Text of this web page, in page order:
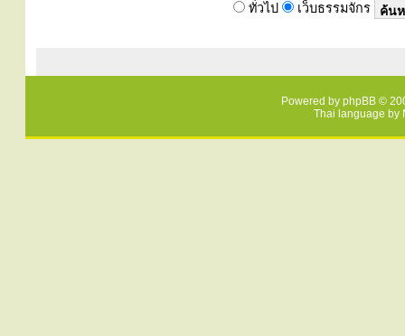
ทั่วไป เว็บธรรมจักร
Powered by phpBB ©
Thai language by